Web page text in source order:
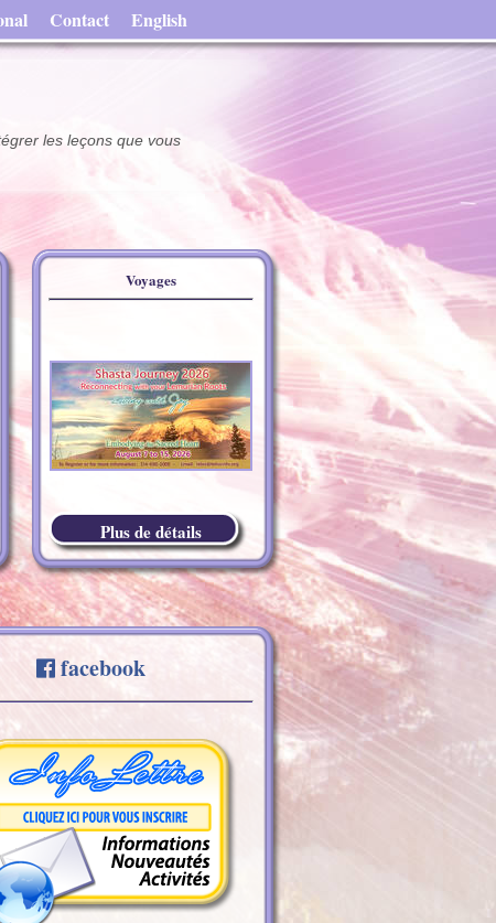
Contact English
les leçons que vous
Voyages
Plus de détails
facebook